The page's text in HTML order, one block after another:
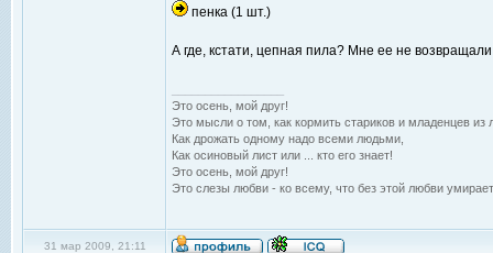
пенка (1 шт.)
А где, кстати, цепная пила? Мне ее не
Это осень, мой друг!
Это мысли о том, как кормить стариков и младенцев из
Как дрожать одному надо всеми людьми,
Как осиновый лист или ... кто его знает!
Это осень, мой друг!
Это слезы любви - ко всему, что без этой любви
31 мар 2009, 21:11